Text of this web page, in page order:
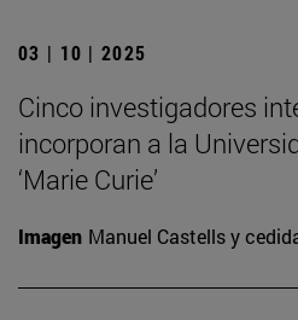
03 | 10 | 2025
Cinco investigadores
incorporan a la
‘Marie Curie’
Imagen Manuel Castells y